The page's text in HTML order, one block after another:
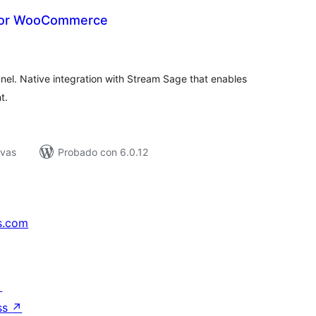
WooCommerce
Native integration with Stream Sage that enables
Probado con 6.0.12
↗